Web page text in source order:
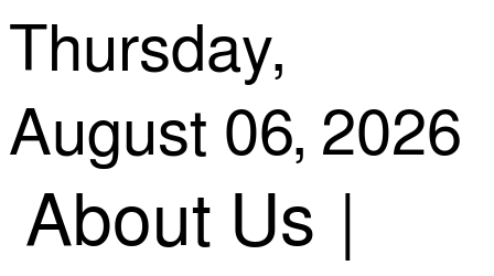
Skip
to
content
Thursday,
August 06, 2026
About Us |